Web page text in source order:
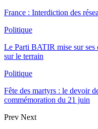
France : Interdiction des
Politique
Le Parti BATIR mise sur ses
sur le terrain
Politique
Fête des martyrs : le devoir
commémoration du 21 juin
Prev Next